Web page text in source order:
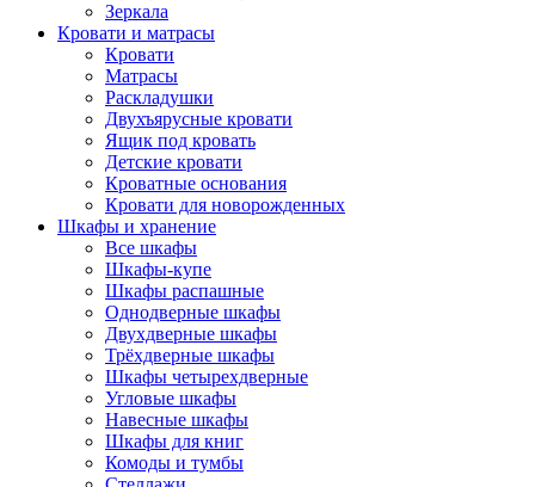
Зеркала
Кровати и матрасы
Кровати
Матрасы
Раскладушки
Двухъярусные кровати
Ящик под кровать
Детские кровати
Кроватные основания
Кровати для новорожденных
Шкафы и хранение
Все шкафы
Шкафы-купе
Шкафы распашные
Однодверные шкафы
Двухдверные шкафы
Трёхдверные шкафы
Шкафы четырехдверные
Угловые шкафы
Навесные шкафы
Шкафы для книг
Комоды и тумбы